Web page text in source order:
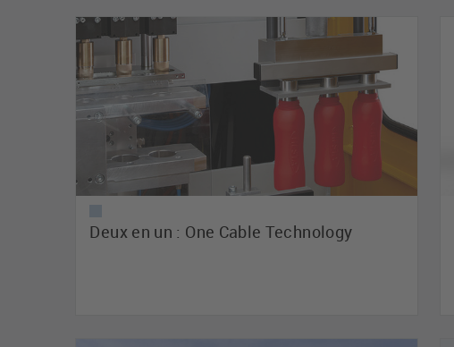
Deux en un : One Cable Technology